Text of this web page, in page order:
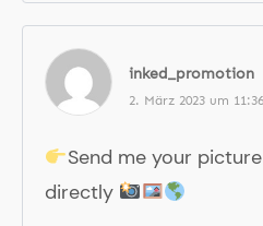
inked_promotion
2. März 2023 um
Send me your
directly